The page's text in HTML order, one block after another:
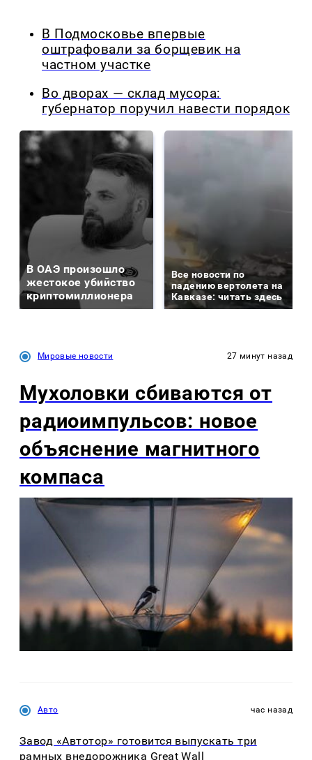
В Подмосковье впервые
оштрафовали за борщевик на
частном участке
Во дворах — склад мусора:
губернатор поручил навести порядок
В ОАЭ произошло
жестокое убийство
криптомиллионера
Все новости по
падению вертолета на
Кавказе: читать здесь
Мировые новости 27 минут назад
Мухоловки сбиваются от
радиоимпульсов: новое
объяснение магнитного
компаса
Авто час назад
Завод «Автотор» готовится выпускать три
рамных внедорожника Great Wall